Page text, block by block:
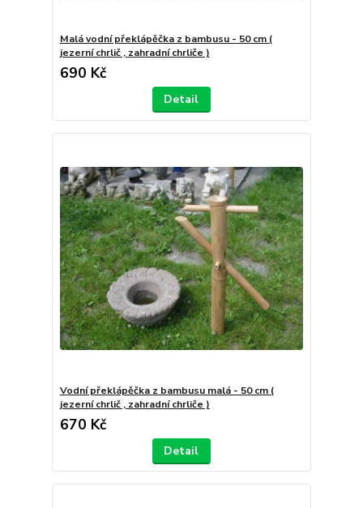
Malá vodní překlápěčka z bambusu - 50 cm (
jezerní chrlič , zahradní chrliče )
690 Kč
Detail
Vodní překlápěčka z bambusu malá - 50 cm (
jezerní chrlič , zahradní chrliče )
670 Kč
Detail